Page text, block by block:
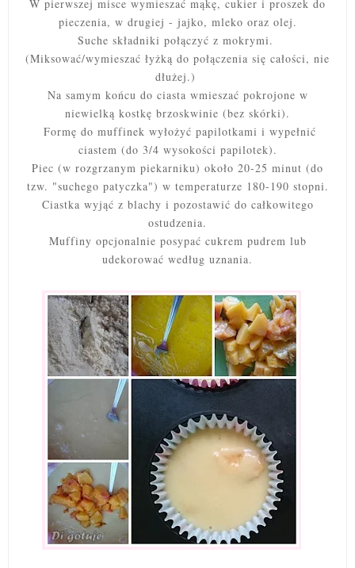
W pierwszej misce wymieszać mąkę, cukier i proszek do
pieczenia, w drugiej - jajko, mleko oraz olej.
Suche składniki połączyć z mokrymi.
(Miksować/wymieszać łyżką do połączenia się całości, nie
dłużej.)
Na samym końcu do ciasta wmieszać pokrojone w
niewielką kostkę brzoskwinie (bez skórki).
Formę do muffinek wyłożyć papilotkami i wypełnić
ciastem (do 3/4 wysokości papilotek).
Piec (w rozgrzanym piekarniku) około 20-25 minut (do
tzw. "suchego patyczka") w temperaturze 180-190 stopni.
Ciastka wyjąć z blachy i pozostawić do całkowitego
ostudzenia.
Muffiny opcjonalnie posypać cukrem pudrem lub
udekorować według uznania.